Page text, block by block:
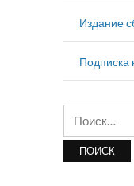
Издание
Подписка